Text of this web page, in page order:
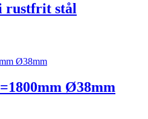
rustfrit stål
Ø38mm